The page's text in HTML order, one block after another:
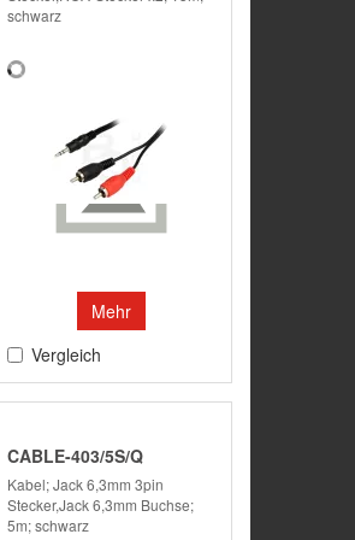
schwarz
Mehr
Vergleich
CABLE-403/5S/Q
Kabel; Jack 6,3mm 3pin
Stecker,Jack 6,3mm Buchse;
5m; schwarz